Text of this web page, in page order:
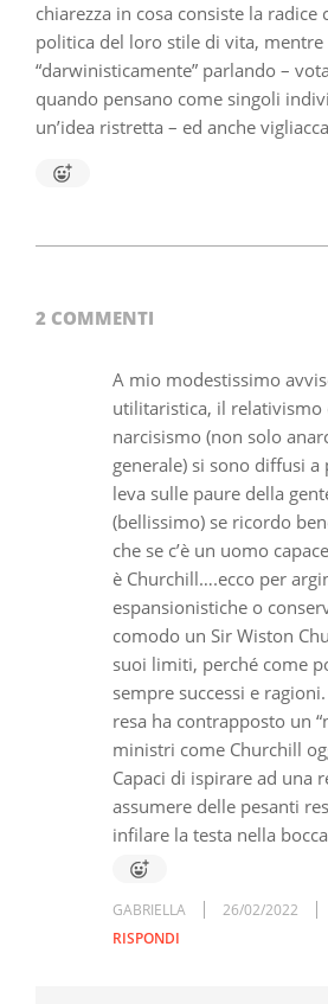
chiarezza in cosa consiste la
politica del loro stile di vita, mentre
“darwinisticamente” parlando –
quando pensano come singoli
un’idea ristretta – ed anche
19
2 COMMENTI
A mio modestissimo
utilitaristica, il relativismo
narcisismo (non solo
generale) si sono diffusi
leva sulle paure della
(bellissimo) se ricordo
che se c’è un uomo
è Churchill….ecco per
espansionistiche o
comodo un Sir Wiston
suoi limiti, perché come
sempre successi e
resa ha contrapposto un
ministri come Churchill
Capaci di ispirare ad una
assumere delle pesanti
infilare la testa nella
GABRIELLA 26/02/2022
RISPONDI